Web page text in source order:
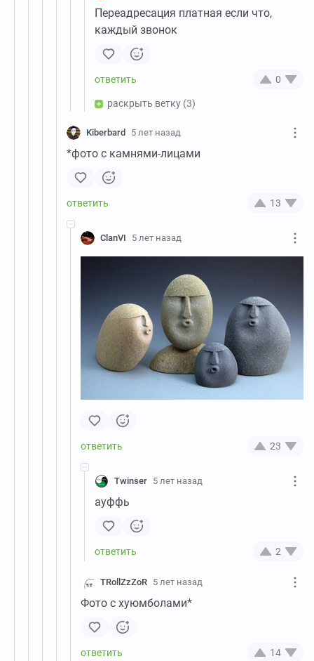
Переадресация платная если что,
каждый звонок
0
раскрыть ветку (3)
Kiberbard 5 лет назад
*фото с камнями-лицами
13
ClanVI 5 лет назад
23
Twinser 5 лет назад
ауффь
2
TRollZzZoR 5 лет назад
Фото с хуюмболами*
14